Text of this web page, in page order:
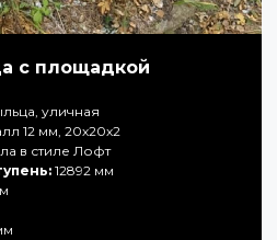
с площадкой
уличная
12 мм, 20х20х2
в стиле Лофт
12892 мм